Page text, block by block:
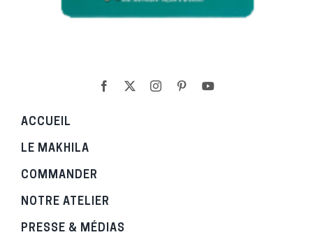
ACCUEIL
LE MAKHILA
COMMANDER
NOTRE ATELIER
PRESSE & MÉDIAS